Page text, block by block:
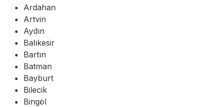
Ardahan
Artvin
Aydın
Balıkesir
Bartın
Batman
Bayburt
Bilecik
Bingöl